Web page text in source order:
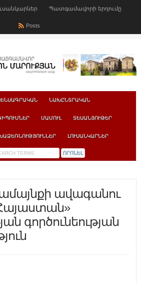
Պատգամավորի երդումը
Posts
ՆԱԽԸՆՏՐԱԿԱՆ
ՄԱՄՈՒԼ ՏԵՍԱՆՅՈՒԹԵՐ
ԼՈՒՍԱՆԿԱՐՆԵՐ
ավագանու
գործունեության